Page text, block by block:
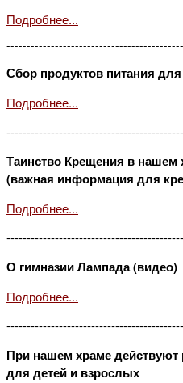
Подробнее...
Сбор продуктов питания
Подробнее...
Таинство Крещения в нашем
(важная информация для
Подробнее...
О гимназии Лампада (видео)
Подробнее...
При нашем храме действуют
для детей и взрослых